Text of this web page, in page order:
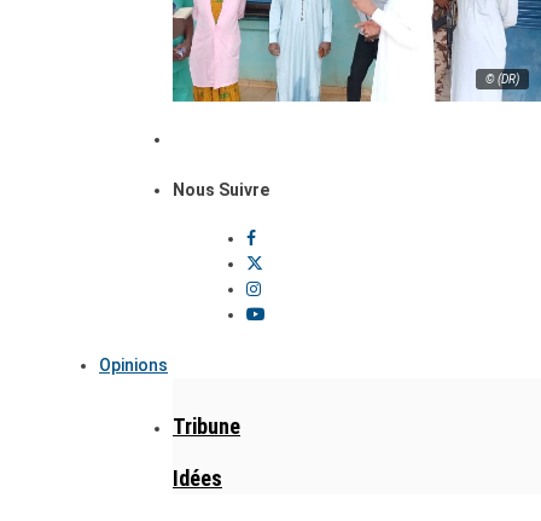
© (DR)
Nous Suivre
Opinions
Tribune
Idées